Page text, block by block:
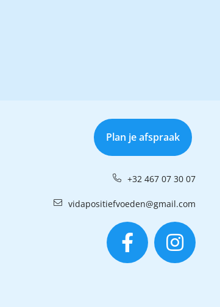
Plan je afspraak
+32 467 07 30 07
vidapositiefvoeden@gmail.com